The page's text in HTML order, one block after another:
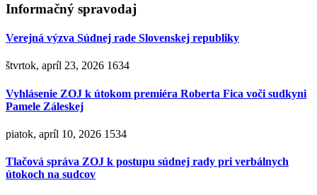
Informačný spravodaj
Verejná výzva Súdnej rade Slovenskej republiky
štvrtok, apríl 23, 2026 1634
Vyhlásenie ZOJ k útokom premiéra Roberta Fica voči sudkyni
Pamele Záleskej
piatok, apríl 10, 2026 1534
Tlačová správa ZOJ k postupu súdnej rady pri verbálnych
útokoch na sudcov